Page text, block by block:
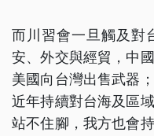
而川習會一旦觸及對
安、外交與經貿，中
美國向台灣出售武器
近年持續對台海及區
站不住腳，我方也會